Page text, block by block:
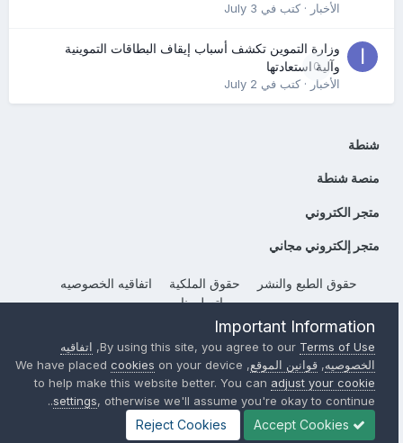
الأخبار· كتب في July 3
0
وزارة التموين تكشف أسباب إيقاف البطاقات التموينية
وآلية استعادتها
الأخبار· كتب في July 2
شنطة
منصة شنطة
متجر الكتروني
متجر إلكتروني مجاني
حقوق الطبع والنشر حقوق الملكية
اتفاقيه الخصوصيه
إتصل بنا
Powered by Invision CommunityImportant Information
By using this site, you agree to ourTerms of Use
, اتفاقيه
الخصوصيه, قوانين الموقع, We have placed
cookies on your device
to help make this website better. You canadjust your cookie
settings , otherwise we'll assume you're okay to continue..
Accept Cookies